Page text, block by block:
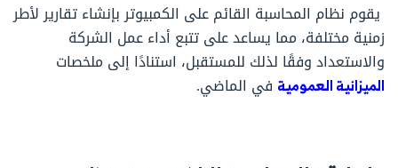
يقوم نظام المحاسبة القائم على الكمبيوتر بإنشاء تقارير لأطر
زمنية مختلفة، مما يساعد على تتبع أداء عمل الشركة
والاستعداد وفقًا لذلك للمستقبل، استنادًا إلى ملخصات
الميزانية العمومية في الماضي.